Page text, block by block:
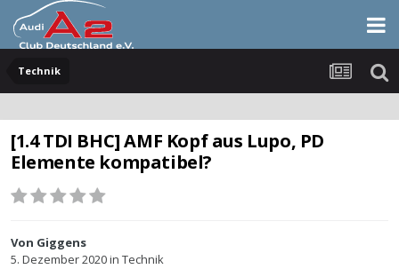
Technik
[1.4 TDI BHC] AMF Kopf aus Lupo, PD
Elemente kompatibel?
Von Giggens
5. Dezember 2020in Technik